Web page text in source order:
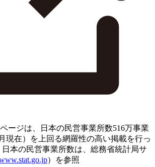
ージは、日本の民営事業所数516万事業
現在）を上回る網羅性の高い掲載を行っ
本の民営事業所数は、総務省統計局サ
）を参照